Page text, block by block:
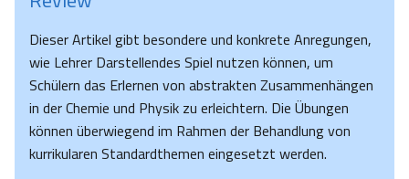
Dieser Artikel gibt besondere und konkrete Anregungen,
wie Lehrer Darstellendes Spiel nutzen können, um
Schülern das Erlernen von abstrakten Zusammenhängen
in der Chemie und Physik zu erleichtern. Die Übungen
können überwiegend im Rahmen der Behandlung von
kurrikularen Standardthemen eingesetzt werden.